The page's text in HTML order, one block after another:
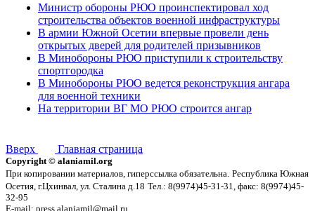
Министр обороны РЮО проинспектировал ход
строительства объектов военной инфраструктуры
В армии Южной Осетии впервые провели день
открытых дверей для родителей призывников
В Минобороны РЮО приступили к строительству
спортгородка
В Минобороны РЮО ведется реконструкция ангара
для военной техники
На территории ВГ МО РЮО строится ангар
Вверх Главная страница
Copyright © alaniamil.org
При копировании материалов, гиперссылка обязательна. Республика Южная
Осетия, г.Цхинвал, ул. Сталина д.18 Тел.: 8(9974)45-31-31, факс: 8(9974)45-
32-95
E-mail: press.alaniamil@mail.ru